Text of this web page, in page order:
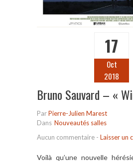
17
Oct
2018
Bruno Sauvard – «
ParPierre-Julien Marest
Dans Nouveautés salles
Aucun commentaire - Laisser un
Voilà qu’une nouvelle